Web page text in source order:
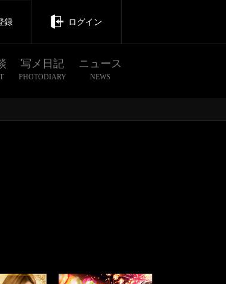
録 ログイン
写メ日記
PHOTODIARY
ニュース
NEWS
中野・高円寺・荻窪